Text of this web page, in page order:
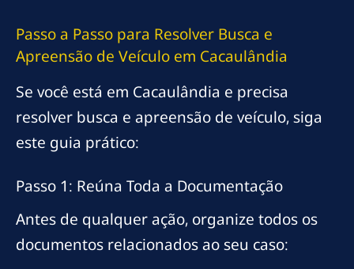
Passo a Passo para Resolver Busca e
Apreensão de Veículo em Cacaulândia
Se você está em Cacaulândia e precisa
resolver busca e apreensão de veículo, siga
este guia prático:
Passo 1: Reúna Toda a Documentação
Antes de qualquer ação, organize todos os
documentos relacionados ao seu caso: